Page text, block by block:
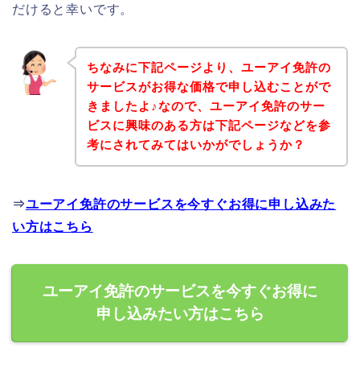
だけると幸いです。
ちなみに下記ページより、ユーアイ免許の
サービスがお得な価格で申し込むことがで
きましたよ♪なので、ユーアイ免許のサー
ビスに興味のある方は下記ページなどを参
考にされてみてはいかがでしょうか？
⇒ユーアイ免許のサービスを今すぐお得に申し込みた
い方はこちら
ユーアイ免許のサービスを今すぐお得に
申し込みたい方はこちら